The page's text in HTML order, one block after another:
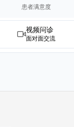
患者满意度
视频问诊
面对面交流